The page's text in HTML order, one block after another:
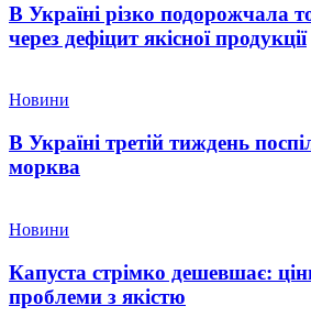
В Україні різко подорожчала
через дефіцит якісної продукції
Новини
В Україні третій тиждень
морква
Новини
Капуста стрімко дешевшає:
проблеми з якістю